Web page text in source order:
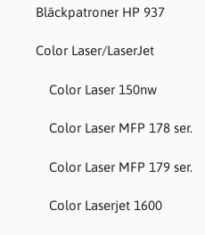
Bläckpatroner HP 937
Color Laser/LaserJet
Color Laser 150nw
Color Laser MFP 178 ser.
Color Laser MFP 179 ser.
Color Laserjet 1600